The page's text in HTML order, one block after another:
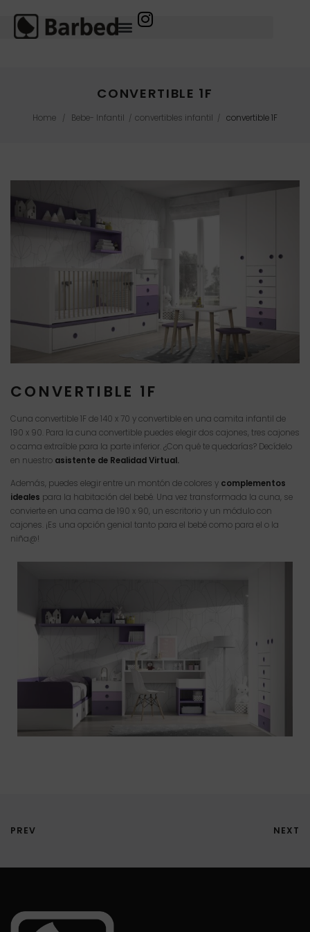
CONVERTIBLE 1F
Home / Bebe- Infantil / convertibles infantil / convertible 1F
CONVERTIBLE 1F
Cuna convertible 1F de 140 x 70 y convertible en una camita infantil de
190 x 90. Para la cuna convertible puedes elegir dos cajones, tres cajones
o cama extraíble para la parte inferior. ¿Con qué te quedarías? Decídelo
en nuestro asistente de Realidad Virtual.
Además, puedes elegir entre un montón de colores y complementos
ideales para la habitación del bebé. Una vez transformada la cuna, se
convierte en una cama de 190 x 90, un escritorio y un módulo con
cajones. ¡Es una opción genial tanto para el bebé como para el o la
niña@!
PREV NEXT